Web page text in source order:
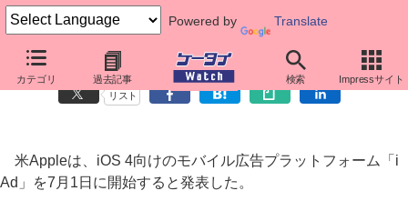
Powered by Translate
カテゴリ 過去記事 検索 Impressサイト
アップル、「iOS 4」向け広告プラットフォームを7月1日開始
リスト
米Appleは、iOS 4向けのモバイル広告プラットフォーム「i
Ad」を7月1日に開始すると発表した。